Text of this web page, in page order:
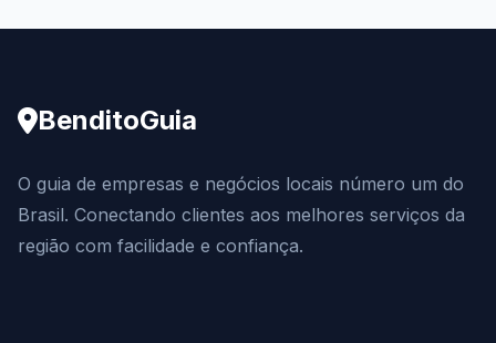
BenditoGuia
O guia de empresas e negócios locais número um do
Brasil. Conectando clientes aos melhores serviços da
região com facilidade e confiança.